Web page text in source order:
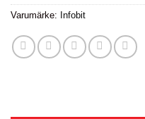
Varumärke: Infobit